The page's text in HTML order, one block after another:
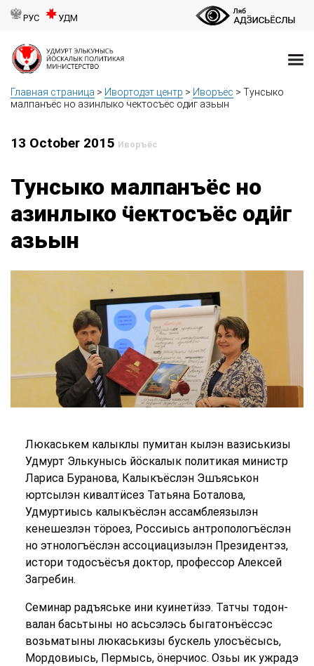
РУС УДМ
Главная страница > Ивортодэт центр > Иворъёс > Тунсыко
малпанъёс но азинлыко ӵектосъёс одӥг азьын
13 October 2015 Иворъёс
Тунсыко малпанъёс но
азинлыко ӵектосъёс одӥг
азьын
Люкаськем калыклы пумитан кылэн вазиськизы
Удмурт Элькунысь йӧскалык политикая министр
Лариса Буранова, Калыкъёслэн Эшъяськон
юртсылэн кивалтӥсез Татьяна Боталова,
Удмуртиысь калыкъёслэн ассамблеязылэн
кенешезлэн тӧроез, Россиысь антропологъёслэн
но этнологъёслэн ассоциацизылэн Президентэз,
истори тодосъёсъя доктор, профессор Алексей
Загребин.
Семинар радъяське ини куинетӥзэ. Татчы тодон-
валан басьтыны но асьсэлэсь быгатонъёссэс
возьматыны люкаськизы бускель улосъёсысь,
Мордовиысь, Пермысь, ӧнерчиос. Озьы ик ужрадэ